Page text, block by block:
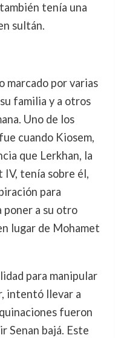
tenía una
sultán.
marcado por varias
familia y a otros
Uno de los
cuando Kiosem,
que Lerkhan, la
IV, tenía sobre él,
para
a su otro
lugar de Mohamet
para manipular
intentó llevar a
fueron
Senan bajá. Este